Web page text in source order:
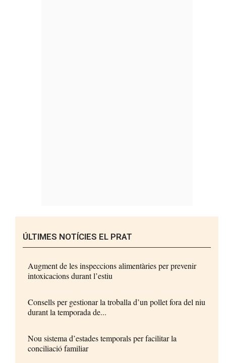
ÚLTIMES NOTÍCIES EL PRAT
Augment de les inspeccions alimentàries per prevenir
intoxicacions durant l’estiu
Consells per gestionar la troballa d’un pollet fora del niu
durant la temporada de...
Nou sistema d’estades temporals per facilitar la
conciliació familiar